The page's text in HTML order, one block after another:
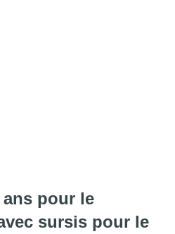
ans pour le
sursis pour le